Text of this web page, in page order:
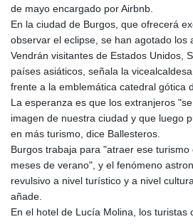
de mayo encargado por Airbnb.
En la ciudad de Burgos, que ofrecerá
observar el eclipse, se han agotado los
Vendrán visitantes de Estados Unidos,
países asiáticos, señala la
frente a la emblemática catedral gótica
La esperanza es que los extranjeros
imagen de nuestra ciudad y que luego
en más turismo, dice Ballesteros.
Burgos trabaja para "atraer ese
meses de verano", y el fenómeno
revulsivo a nivel turístico y a nivel
añade.
En el hotel de Lucía Molina, los turistas